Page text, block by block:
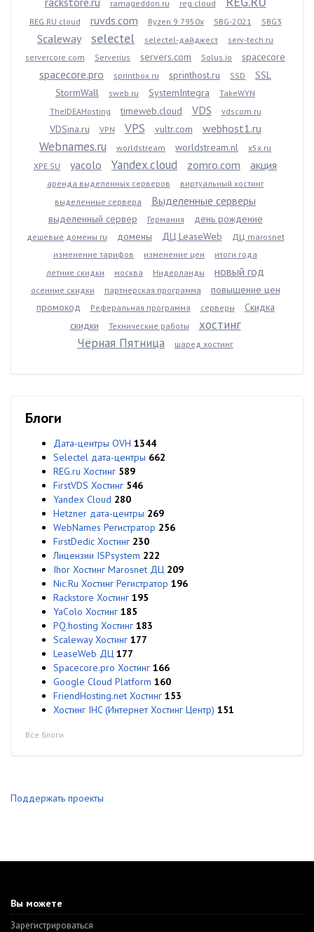
ramageddon.ru reg.cloud
REG.RU cloud ruvds.com Ryzen 9 7950x SBG-2021 SBG3
Scaleway selectel selectel-дайджест
serv-tech.ru
servercore.com
Serverius servers.com Solus.io spacecore
spacecore.pro sprintbox.ru sprinthost.ru SSD
SSL
StormWall
sweb.ru SystemIntegra
TakeWYN
TheIDEAHosting
timeweb.cloud VDS vdscom.ru
VDSina.ru VPN VPS vultr.com webhost1.ru
Webnames.ru worldstream worldstream.nl
x5x.ru
XPE.SU
yacolo Yandex.cloud zomro.com акция
аренда выделенных серверов
виртуальный хостинг
выделенные сервера
Выделенные серверы
выделенный сервер Германия день рождение
дешевые домены ru домены ДЦ LeaseWeb
ДЦ marosnet
изменение тарифов
изменение цен
итоги года
летние скидки
москва Нидерланды новый год
осенние скидки партнерская программа
повышение цен
промокод
Реферальная программа серверы
Скидка
скидки
Технические работы
хостинг
Чёрная Пятница
шаред хостинг
Блоги
Дата-центры OVH 1344
Selectel дата-центры 662
REG.ru Хостинг 589
FirstVDS Хостинг 546
Yandex Cloud 280
Hetzner дата-центры 269
WebNames Регистратор 256
FirstDedic Хостинг 230
Лицензии ISPsystem 222
Ihor Хостинг Marosnet ДЦ 209
Nic.Ru Хостинг Регистратор 196
Rackstore Хостинг 195
YaColo Хостинг 185
PQ.hosting Хостинг 183
Scaleway Хостинг 177
LeaseWeb ДЦ 177
Spacecore.pro Хостинг 166
Google Cloud Platform 160
FriendHosting.net Хостинг 153
Хостинг IHC (Интернет Хостинг Центр) 151
Все блоги
Поддержать проекты
Вы можете
Зарегистрироваться